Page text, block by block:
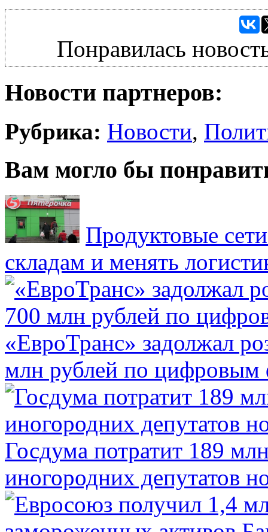
Понравилась
Новости партнеров:
Рубрика: Новости,
Вам могло бы
Продуктовые
складам и менять
«ЕвроТранс» задолжал
млн рублей по цифровым
Госдума потратит 189
иногородних депутатов